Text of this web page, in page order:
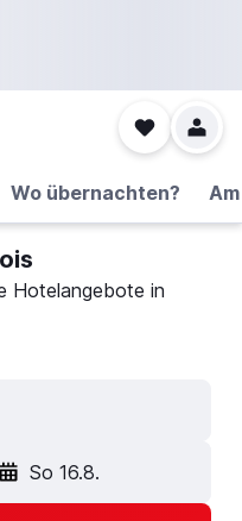
Wo übernachten?
Hotelangebote in
So 16.8.